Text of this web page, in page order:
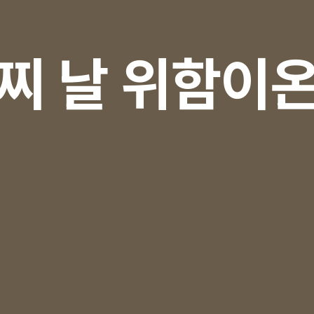
날 위함이